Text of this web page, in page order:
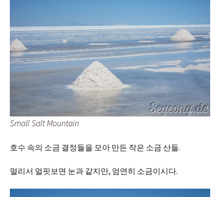
Small Salt Mountain
호수 속의 소금 결정들을 모아 만든 작은 소금 산들.
멀리서 얼핏보면 눈과 같지만, 엄연히 소금이시다.